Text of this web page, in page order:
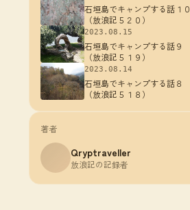
石垣島でキャンプする話１０
（放浪記５２０）
2023.08.15
石垣島でキャンプする話９
（放浪記５１９）
2023.08.14
石垣島でキャンプする話８
（放浪記５１８）
著者
Qryptraveller
放浪記の記録者